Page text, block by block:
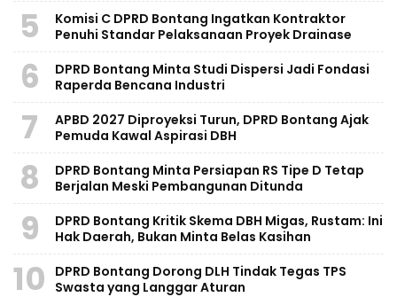
5
Komisi C DPRD Bontang Ingatkan Kontraktor
Penuhi Standar Pelaksanaan Proyek Drainase
6
DPRD Bontang Minta Studi Dispersi Jadi Fondasi
Raperda Bencana Industri
7
APBD 2027 Diproyeksi Turun, DPRD Bontang Ajak
Pemuda Kawal Aspirasi DBH
8
DPRD Bontang Minta Persiapan RS Tipe D Tetap
Berjalan Meski Pembangunan Ditunda
9
DPRD Bontang Kritik Skema DBH Migas, Rustam: Ini
Hak Daerah, Bukan Minta Belas Kasihan
10
DPRD Bontang Dorong DLH Tindak Tegas TPS
Swasta yang Langgar Aturan